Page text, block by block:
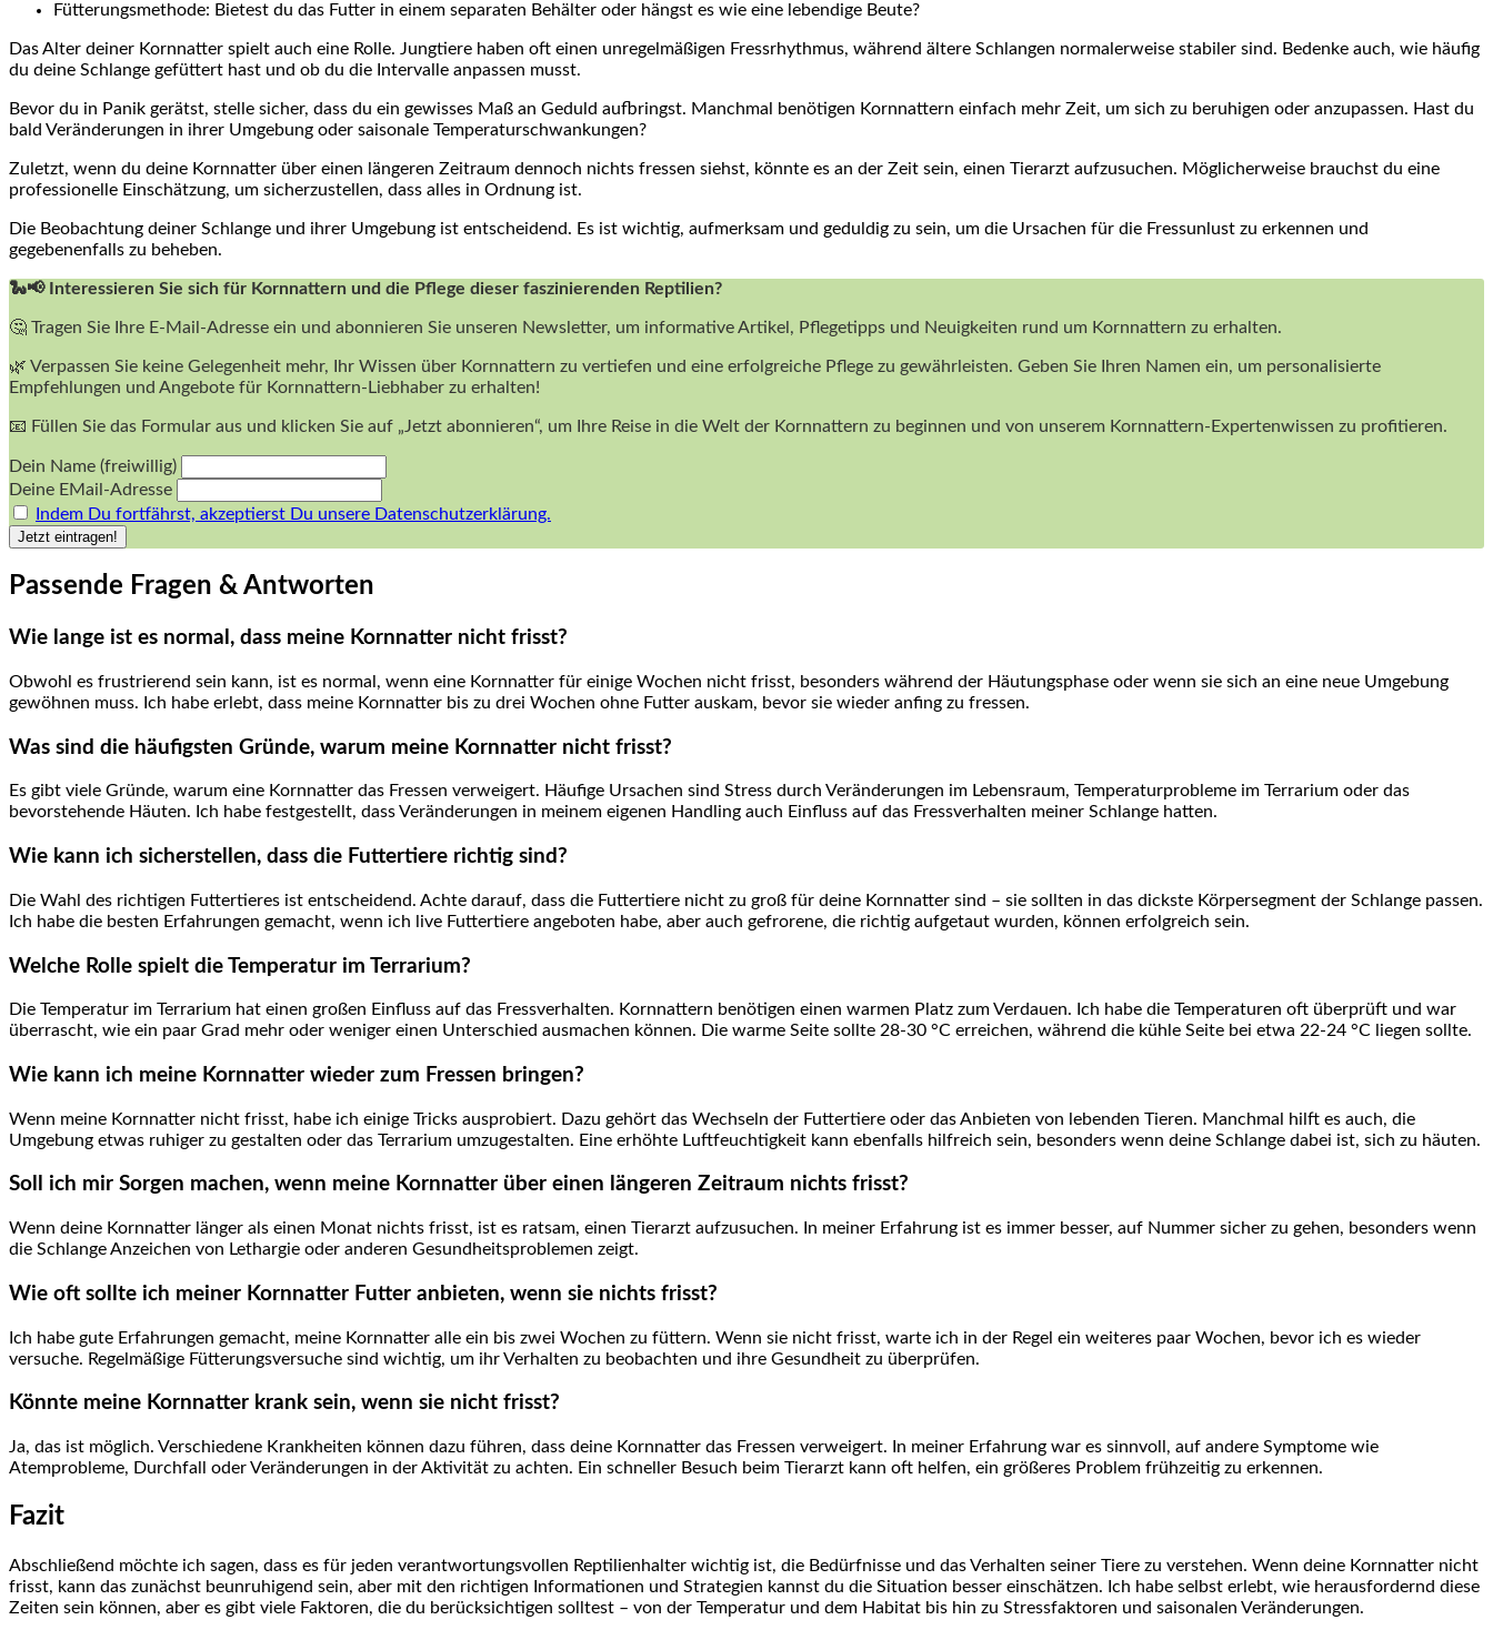
Fütterungsmethode: ‍Bietest du⁣ das Futter in​ einem separaten Behälter oder hängst es wie eine lebendige Beute?
Das Alter deiner Kornnatter spielt auch eine Rolle. Jungtiere⁤ haben oft einen unregelmäßigen Fressrhythmus, während‍ ältere Schlangen normalerweise stabiler sind.⁣ Bedenke ​auch, wie häufig
du deine Schlange gefüttert hast und ob du die Intervalle anpassen⁣ musst.
Bevor du in Panik gerätst, stelle‌ sicher, dass du ein gewisses Maß an Geduld aufbringst. Manchmal benötigen Kornnattern einfach mehr Zeit, um sich zu⁣ beruhigen oder⁤ anzupassen. Hast du
bald Veränderungen in ihrer Umgebung oder‌ saisonale Temperaturschwankungen?
Zuletzt, wenn du deine Kornnatter über einen längeren Zeitraum dennoch nichts fressen siehst, könnte‍ es an ‍der Zeit sein, einen Tierarzt aufzusuchen. Möglicherweise brauchst du eine
‍professionelle Einschätzung, um sicherzustellen, dass alles in Ordnung ist.
Die Beobachtung deiner Schlange und ihrer Umgebung ist ⁤entscheidend.⁤ Es ist wichtig,‌ aufmerksam und geduldig​ zu sein, um die Ursachen für die ⁢Fressunlust zu erkennen und
‍gegebenenfalls zu beheben.
🐍📢 Interessieren Sie sich für Kornnattern und die Pflege dieser faszinierenden Reptilien?
🤔 Tragen Sie Ihre E-Mail-Adresse ein und abonnieren Sie unseren Newsletter, um informative Artikel, Pflegetipps und Neuigkeiten rund um Kornnattern zu erhalten.
🌿 Verpassen Sie keine Gelegenheit mehr, Ihr Wissen über Kornnattern zu vertiefen und eine erfolgreiche Pflege zu gewährleisten. Geben Sie Ihren Namen ein, um personalisierte
Empfehlungen und Angebote für Kornnattern-Liebhaber zu erhalten!
📧 Füllen Sie das Formular aus und klicken Sie auf „Jetzt abonnieren“, um Ihre Reise in die Welt der Kornnattern zu beginnen und von unserem Kornnattern-Expertenwissen zu profitieren.
Dein Name (freiwillig)
Deine EMail-Adresse
Indem Du fortfährst, akzeptierst Du unsere Datenschutzerklärung.
Passende Fragen & Antworten
Wie lange ist es normal, dass meine Kornnatter nicht frisst?
Obwohl es frustrierend sein kann, ist es normal,⁢ wenn⁤ eine Kornnatter für einige Wochen nicht⁢ frisst, besonders⁤ während ‍der‌ Häutungsphase oder wenn sie sich an eine neue Umgebung
gewöhnen muss.​ Ich habe erlebt, dass meine ⁣Kornnatter‌ bis zu drei⁣ Wochen ohne Futter auskam, bevor sie wieder anfing zu fressen.
Was sind die häufigsten Gründe, ⁢warum meine Kornnatter nicht frisst?
Es gibt viele Gründe, warum eine Kornnatter das Fressen verweigert. ⁣Häufige Ursachen ​sind Stress durch Veränderungen im Lebensraum, Temperaturprobleme im‌ Terrarium oder das
bevorstehende Häuten. Ich‍ habe festgestellt, dass Veränderungen in meinem eigenen Handling auch Einfluss ‌auf das Fressverhalten ‌meiner Schlange⁤ hatten.
Wie kann ich sicherstellen, dass die Futtertiere richtig sind?
Die Wahl des richtigen Futtertieres ist entscheidend. Achte darauf, dass ⁣die Futtertiere nicht zu groß für​ deine Kornnatter sind – sie sollten in das dickste ​Körpersegment der Schlange passen.
Ich habe die besten ⁢Erfahrungen gemacht, wenn ich live Futtertiere angeboten habe,‍ aber auch gefrorene, ​die richtig aufgetaut wurden, können erfolgreich sein.
Welche Rolle spielt die Temperatur im Terrarium?
Die Temperatur im Terrarium hat einen großen Einfluss auf das Fressverhalten. Kornnattern benötigen einen warmen Platz zum Verdauen. Ich habe die Temperaturen oft überprüft und war
⁤überrascht, wie ein paar Grad ‌mehr oder weniger einen Unterschied ausmachen können. ⁤Die warme Seite sollte 28-30 °C erreichen, während die kühle Seite bei⁣ etwa 22-24 ⁢°C liegen sollte.
Wie kann ich meine ⁢Kornnatter wieder zum Fressen bringen?
Wenn ‍meine Kornnatter nicht frisst, habe ich einige Tricks ausprobiert. Dazu gehört das Wechseln der Futtertiere oder das Anbieten von ‍lebenden Tieren. Manchmal hilft es auch, die
Umgebung etwas ruhiger zu gestalten oder das Terrarium umzugestalten. Eine erhöhte Luftfeuchtigkeit kann ebenfalls hilfreich sein, besonders wenn deine Schlange dabei ist, sich zu ⁣häuten.
Soll‌ ich mir Sorgen machen, wenn meine Kornnatter über ‌einen längeren Zeitraum ‍nichts frisst?
Wenn deine Kornnatter länger als⁤ einen Monat nichts ‌frisst, ist es ratsam, einen Tierarzt‍ aufzusuchen. In meiner Erfahrung ist es immer ‍besser, auf Nummer sicher zu gehen, besonders⁢ wenn⁢
die Schlange Anzeichen von Lethargie oder anderen Gesundheitsproblemen zeigt.
Wie oft sollte ich‌ meiner Kornnatter Futter anbieten, wenn sie nichts frisst?
Ich habe gute Erfahrungen gemacht, meine Kornnatter alle ein bis zwei Wochen zu füttern. Wenn ⁣sie nicht frisst, warte ich in der Regel ein weiteres paar Wochen,​ bevor ich es wieder
versuche. Regelmäßige Fütterungsversuche sind wichtig,⁣ um​ ihr Verhalten zu beobachten und ihre Gesundheit zu überprüfen.
Könnte ‌meine Kornnatter krank sein, wenn sie ‌nicht​ frisst?
Ja, das ist möglich. Verschiedene Krankheiten können dazu führen, dass deine Kornnatter das Fressen verweigert. In meiner Erfahrung war es sinnvoll, auf andere Symptome wie
Atemprobleme, Durchfall ​oder Veränderungen in der​ Aktivität zu achten. Ein schneller Besuch beim Tierarzt kann oft helfen, ein größeres Problem frühzeitig‍ zu erkennen.
Fazit
Abschließend möchte ich sagen, dass es für jeden verantwortungsvollen Reptilienhalter wichtig ist, die Bedürfnisse und das Verhalten⁤ seiner Tiere zu verstehen. Wenn deine Kornnatter nicht
frisst, kann​ das zunächst beunruhigend sein, ​aber mit den richtigen Informationen und Strategien⁤ kannst⁣ du die Situation besser einschätzen. Ich habe selbst erlebt, wie herausfordernd diese
Zeiten sein können, aber es gibt viele Faktoren, die du berücksichtigen ⁢solltest – von der Temperatur ‍und dem Habitat bis hin zu Stressfaktoren und saisonalen⁢ Veränderungen.